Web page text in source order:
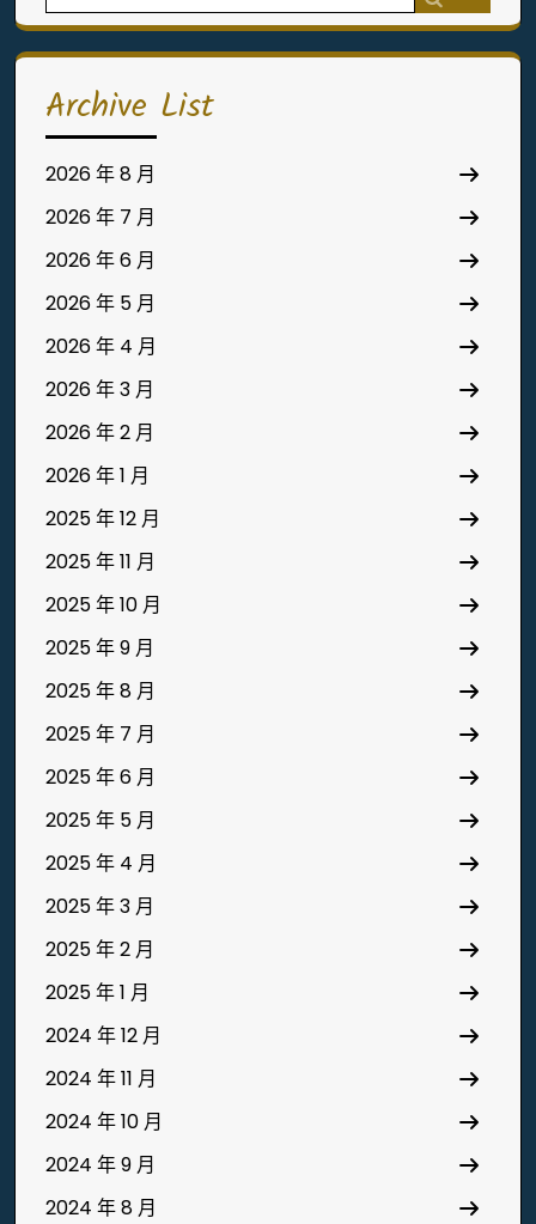
for:
Archive List
2026 年 8 月
2026 年 7 月
2026 年 6 月
2026 年 5 月
2026 年 4 月
2026 年 3 月
2026 年 2 月
2026 年 1 月
2025 年 12 月
2025 年 11 月
2025 年 10 月
2025 年 9 月
2025 年 8 月
2025 年 7 月
2025 年 6 月
2025 年 5 月
2025 年 4 月
2025 年 3 月
2025 年 2 月
2025 年 1 月
2024 年 12 月
2024 年 11 月
2024 年 10 月
2024 年 9 月
2024 年 8 月